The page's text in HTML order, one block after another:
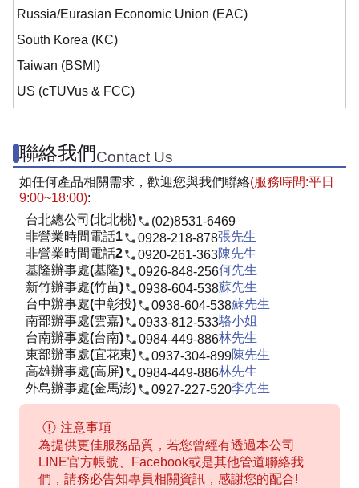
Russia/Eurasian Economic Union (EAC)
South Korea (KC)
Taiwan (BSMI)
US (cTUVus & FCC)
聯絡我們Contact Us
如任何產品相關需求，歡迎您與我們聯絡(服務時間:平日
9:00~18:00):
台北總公司(北北桃)
(02)8531-6469
非營業時間電話1
0928-218-878張先生
非營業時間電話2
0920-261-363陳先生
基隆辦事處(基隆)
0926-848-256何先生
新竹辦事處(竹苗)
0938-604-538蘇先生
台中辦事處(中彰投)
0938-604-538蘇先生
南部辦事處(雲嘉)
0933-812-533駱小姐
台南辦事處(台南)
0984-449-886林先生
東部辦事處(宜花東)
0937-304-899陳先生
高雄辦事處(高屏)
0984-449-886林先生
外島辦事處(金馬澎)
0927-227-520李先生
注意事項
為提供更佳服務品質，若您曾經有透過本公司
LINE官方帳號、Facebook或是其他管道聯絡我
們，請務必告知專員相關資訊，感謝您的配合!